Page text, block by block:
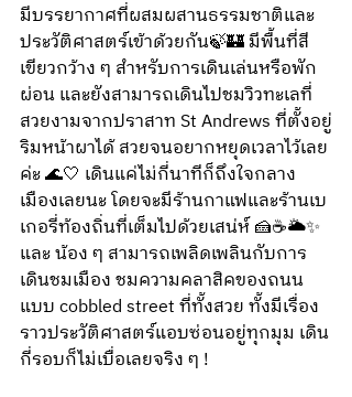
มีบรรยากาศที่ผสมผสานธรรมชาติและ
ประวัติศาสตร์เข้าด้วยกัน🍃🏰 มีพื้นที่สี
เขียวกว้าง ๆ สำหรับการเดินเล่นหรือพัก
ผ่อน และยังสามารถเดินไปชมวิวทะเลที่
สวยงามจากปราสาท St Andrews ที่ตั้งอยู่
ริมหน้าผาได้ สวยจนอยากหยุดเวลาไว้เลย
ค่ะ 🌊🤍 เดินแค่ไม่กี่นาทีก็ถึงใจกลาง
เมืองเลยนะ โดยจะมีร้านกาแฟและร้านเบ
เกอรี่ท้องถิ่นที่เต็มไปด้วยเสน่ห์ 🍰☕🌥️✨
และ น้อง ๆ สามารถเพลิดเพลินกับการ
เดินชมเมือง ชมความคลาสิคของถนน
แบบ cobbled street ที่ทั้งสวย ทั้งมีเรื่อง
ราวประวัติศาสตร์แอบซ่อนอยู่ทุกมุม เดิน
กี่รอบก็ไม่เบื่อเลยจริง ๆ !